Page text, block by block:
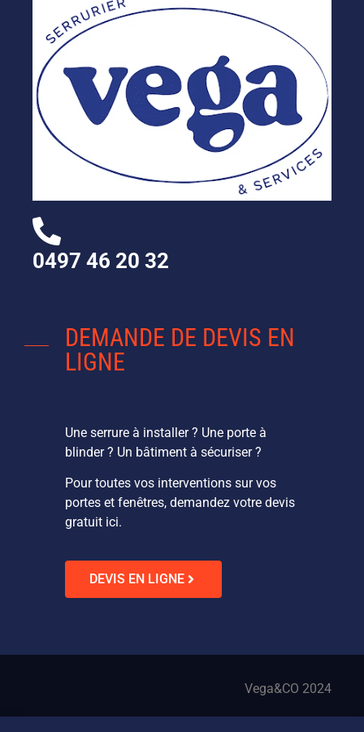
0497 46 20 32
DEMANDE DE DEVIS EN
LIGNE
Une serrure à installer ? Une porte à
blinder ? Un bâtiment à sécuriser ?
Pour toutes vos interventions sur vos
portes et fenêtres, demandez votre devis
gratuit ici.
DEVIS EN LIGNE
Vega&CO 2024